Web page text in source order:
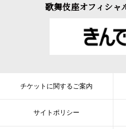
歌舞伎座オフィシャ
チケットに関するご案内
サイトポリシー